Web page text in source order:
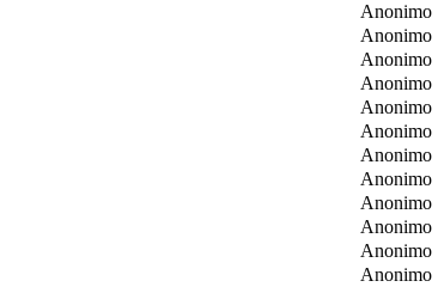
Anonimo
Anonimo
Anonimo
Anonimo
Anonimo
Anonimo
Anonimo
Anonimo
Anonimo
Anonimo
Anonimo
Anonimo